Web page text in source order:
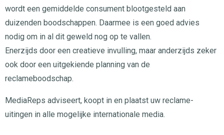
wordt een gemiddelde consument blootgesteld aan
duizenden boodschappen. Daarmee is een goed advies
nodig om in al dit geweld nog op te vallen.
Enerzijds door een creatieve invulling, maar anderzijds zeker
ook door een uitgekiende planning van de
reclameboodschap.
MediaReps adviseert, koopt in en plaatst uw reclame-
uitingen in alle mogelijke internationale media.